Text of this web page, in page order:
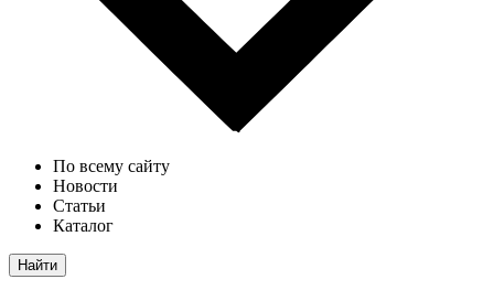
По всему сайту
Новости
Статьи
Каталог
Найти